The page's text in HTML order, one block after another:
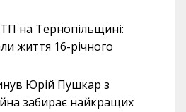
на Тернопільщині:
життя 16-річного
Юрій Пушкар з
забирає найкращих